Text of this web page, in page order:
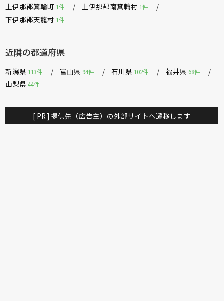
上伊那郡箕輪町 1件 上伊那郡南箕輪村 1件
下伊那郡天龍村 1件
近隣の都道府県
新潟県 113件 富山県 94件 石川県 102件 福井県 68件
山梨県44件
[ PR ] 提供先（広告主）の外部サイトへ遷移します